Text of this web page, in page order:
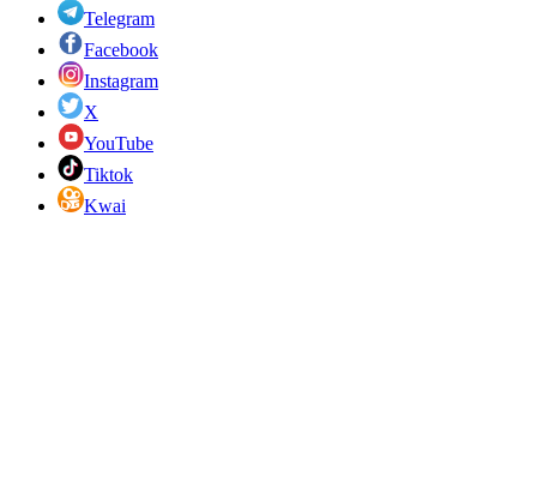
Telegram
Facebook
Instagram
X
YouTube
Tiktok
Kwai